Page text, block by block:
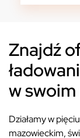
Znajdź
w
Działamy w
mazowieckim,